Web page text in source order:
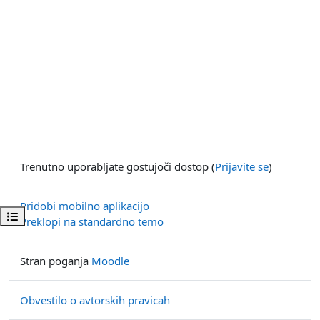
Odpri kazalo predmeta
Trenutno uporabljate gostujoči dostop (Prijavite se)
Pridobi mobilno aplikacijo
Preklopi na standardno temo
Stran poganja Moodle
Obvestilo o avtorskih pravicah